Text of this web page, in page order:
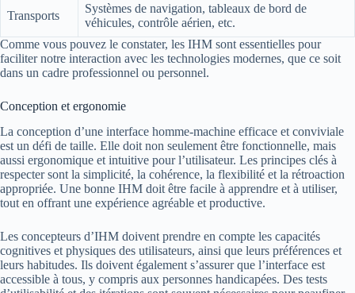
Transports
Systèmes de navigation, tableaux de bord de
véhicules, contrôle aérien, etc.
Comme vous pouvez le constater, les IHM sont essentielles pour
faciliter notre interaction avec les technologies modernes, que ce soit
dans un cadre professionnel ou personnel.
Conception et ergonomie
La conception d’une interface homme-machine efficace et conviviale
est un défi de taille. Elle doit non seulement être fonctionnelle, mais
aussi ergonomique et intuitive pour l’utilisateur. Les principes clés à
respecter sont la simplicité, la cohérence, la flexibilité et la rétroaction
appropriée. Une bonne IHM doit être facile à apprendre et à utiliser,
tout en offrant une expérience agréable et productive.
Les concepteurs d’IHM doivent prendre en compte les capacités
cognitives et physiques des utilisateurs, ainsi que leurs préférences et
leurs habitudes. Ils doivent également s’assurer que l’interface est
accessible à tous, y compris aux personnes handicapées. Des tests